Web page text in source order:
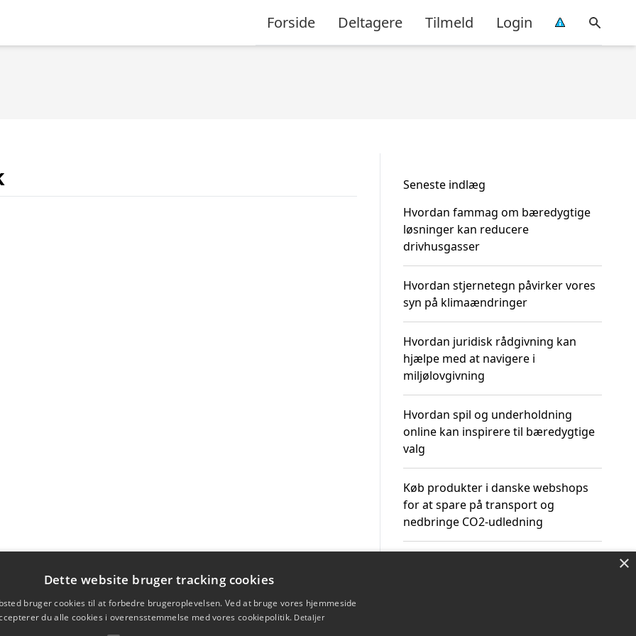
Forside Deltagere Tilmeld Login
Seneste indlæg
Hvordan fammag om bæredygtige
løsninger kan reducere
drivhusgasser
Hvordan stjernetegn påvirker vores
syn på klimaændringer
Hvordan juridisk rådgivning kan
hjælpe med at navigere i
miljølovgivning
Hvordan spil og underholdning
online kan inspirere til bæredygtige
valg
Køb produkter i danske webshops
for at spare på transport og
nedbringe CO2-udledning
×
Dette website bruger tracking cookies
bruger cookies til at forbedre brugeroplevelsen. Ved at bruge vores hjemmeside
du alle cookies i overensstemmelse med vores cookiepolitik. Detaljer